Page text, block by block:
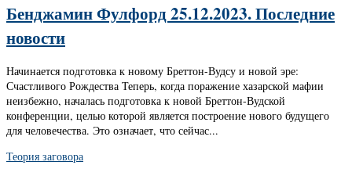
Бенджамин Фулфорд 25.12.2023. Последние
новости
Начинается подготовка к новому Бреттон-Вудсу и новой эре:
Счастливого Рождества Теперь, когда поражение хазарской мафии
неизбежно, началась подготовка к новой Бреттон-Вудской
конференции, целью которой является построение нового будущего
для человечества. Это означает, что сейчас...
Теория заговора